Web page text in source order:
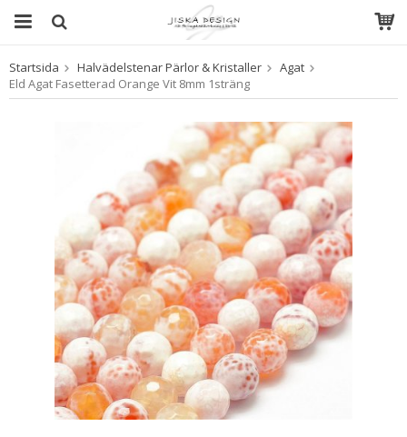
Produkten har blivit tillagd i varukorgen
Startsida Halvädelstenar Pärlor & Kristaller
Agat
Eld Agat Fasetterad Orange Vit 8mm 1sträng